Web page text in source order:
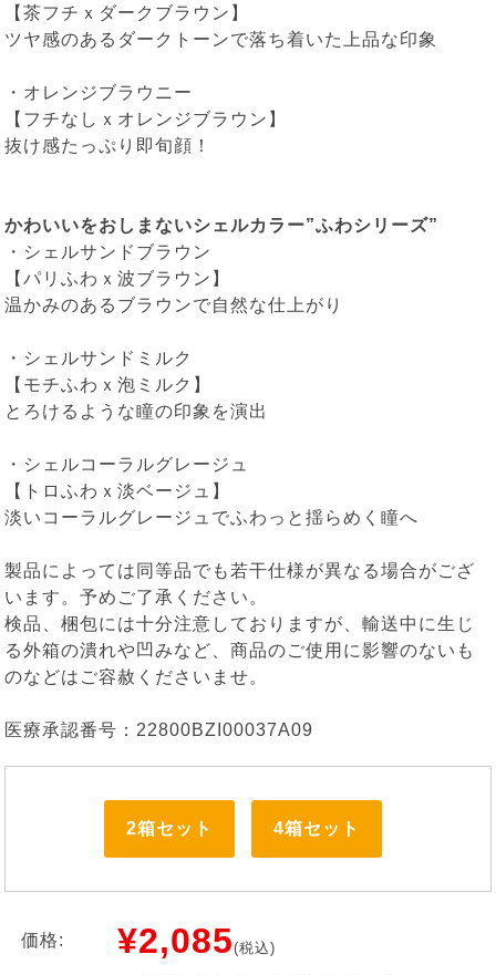
【茶フチｘダークブラウン】
ツヤ感のあるダークトーンで落ち着いた上品な印象
・ オレンジブラウニー
【フチなしｘオレンジブラウン】
抜け感たっぷり即旬顔！
かわいいをおしまないシェルカラー”ふわシリーズ”
・ シェルサンドブラウン
【パリふわｘ波ブラウン】
温かみのあるブラウンで自然な仕上がり
・ シェルサンドミルク
【モチふわｘ泡ミルク】
とろけるような瞳の印象を演出
・ シェルコーラルグレージュ
【トロふわｘ淡ベージュ】
淡いコーラルグレージュでふわっと揺らめく瞳へ
製品によっては同等品でも若干仕様が異なる場合がござ
います。予めご了承ください。
検品、梱包には十分注意しておりますが、輸送中に生じ
る外箱の潰れや凹みなど、商品のご使用に影響のないも
のなどはご容赦くださいませ。
医療承認番号：22800BZI00037A09
2箱セット 4箱セット
価格: ¥2,085(税込)